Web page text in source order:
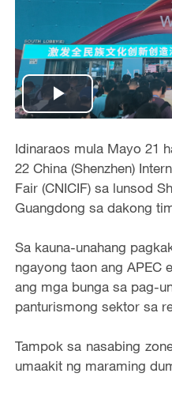
Play
Video
Idinaraos mula Mayo 21
22 China (Shenzhen)
Fair (CNICIF) sa lunsod
Guangdong sa dakong
Sa kauna-unahang
ngayong taon ang APEC
ang mga bunga sa pag-
panturismong sektor sa
Tampok sa nasabing
umaakit ng maraming